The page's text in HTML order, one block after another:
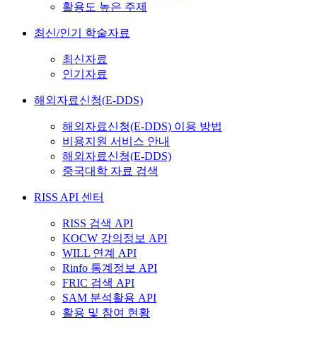
활용도 높은 주제
최신/인기 학술자료
최신자료
인기자료
해외자료신청(E-DDS)
해외자료신청(E-DDS) 이용 방법
비용지원 서비스 안내
해외자료신청(E-DDS)
중국대학 자료 검색
RISS API 센터
RISS 검색 API
KOCW 강의정보 API
WILL 연계 API
Rinfo 통계정보 API
FRIC 검색 API
SAM 분석활용 API
활용 및 참여 현황